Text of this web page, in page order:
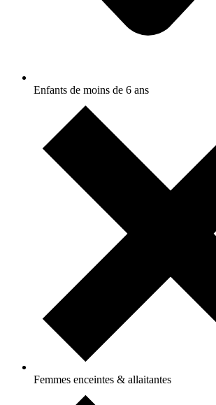
Enfants de moins de 6 ans
Femmes enceintes & allaitantes